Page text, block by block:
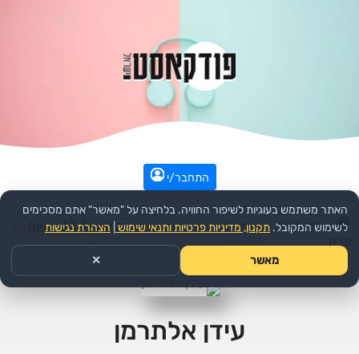
התחבר/י
עמוד הבית >> חינוך >> הפודקאסט: אריק זאבי || 43 שניות
עידן אלתרמן
האתר משתמש בעוגיות לשיפור החוויה. בלחיצה על "מאשר" אתם מסכימים
לשימוש המקובל. תקנון, מדיניות פרטיות ותנאי שימוש הצהרת נגישות
מאשר ✕